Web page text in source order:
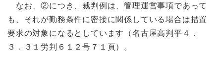
なお、②につき、裁判例は、管理運営事項であって
も、それが勤務条件に密接に関係している場合は措置
要求の対象になるとしています（名古屋高判平４．
３．３１労判６１２号７１頁）。